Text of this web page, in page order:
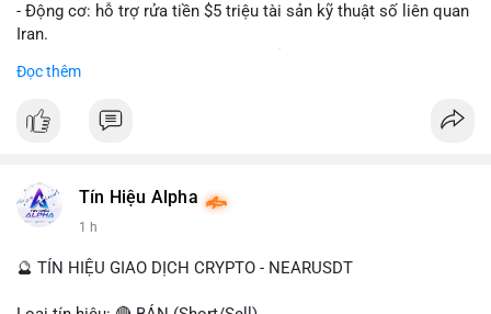
- Động cơ: hỗ trợ rửa tiền $5 triệu tài sản kỹ thuật số liên quan
Iran.
- Tác động: rủi ro cho thị trường crypto, tăng áp lực pháp lý.
#binancesquare
#vlikevn #titanbot
📰 Nguồn: Cointelegraph
Đọc thêm
Tín Hiệu Alpha
1 h
🔮 TÍN HIỆU GIAO DỊCH CRYPTO - NEARUSDT